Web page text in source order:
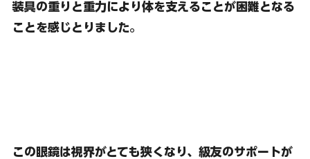
装具の重りと重力により体を支えることが困難となる
ことを感じとりました。
この眼鏡は視界がとても狭くなり、級友のサポートが